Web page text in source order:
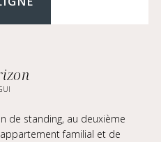
de standing, au deuxième
familial et de